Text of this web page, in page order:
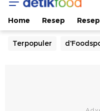
Home Resep
Terpopuler